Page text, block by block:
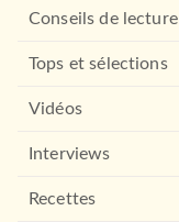
Conseils de lecture
Tops et sélections
Vidéos
Interviews
Recettes